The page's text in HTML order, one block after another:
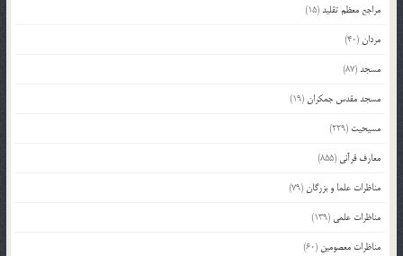
مراجع معظم تقلید(15)
مردان(40)
مسجد(87)
مسجد مقدس جمکران(19)
مسیحیت (229)
معارف قرآنی (855)
مناظرات علما و بزرگان(79)
مناظرات علمی (139)
مناظرات معصومین (60)